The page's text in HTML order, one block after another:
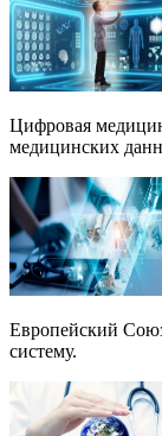
Цифровая
медицинских
Европейский
систему.